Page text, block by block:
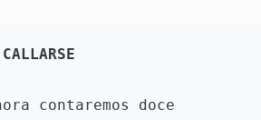
contaremos doce